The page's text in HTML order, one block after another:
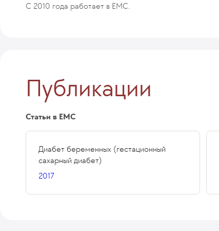
С 2010 года работает в ЕМС.
Публикации
Статьи в ЕМС
Диабет беременных (гестационный
сахарный диабет)
2017